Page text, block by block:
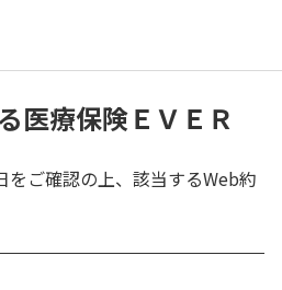
医療保険ＥＶＥＲ
をご確認の上、該当するWeb約